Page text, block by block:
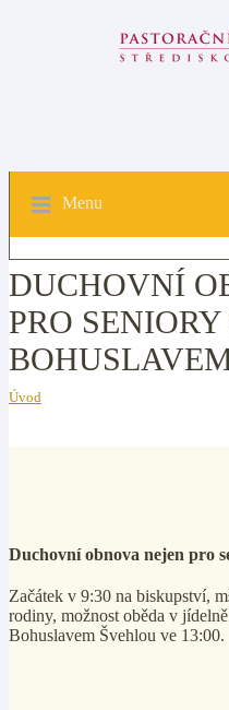
Menu
DUCHOVNÍ
PRO SENIORY
Úvod
Duchovní obnova nejen pro
Začátek v 9:30 na biskupství,
rodiny, možnost oběda v
Bohuslavem Švehlou ve 13:00.